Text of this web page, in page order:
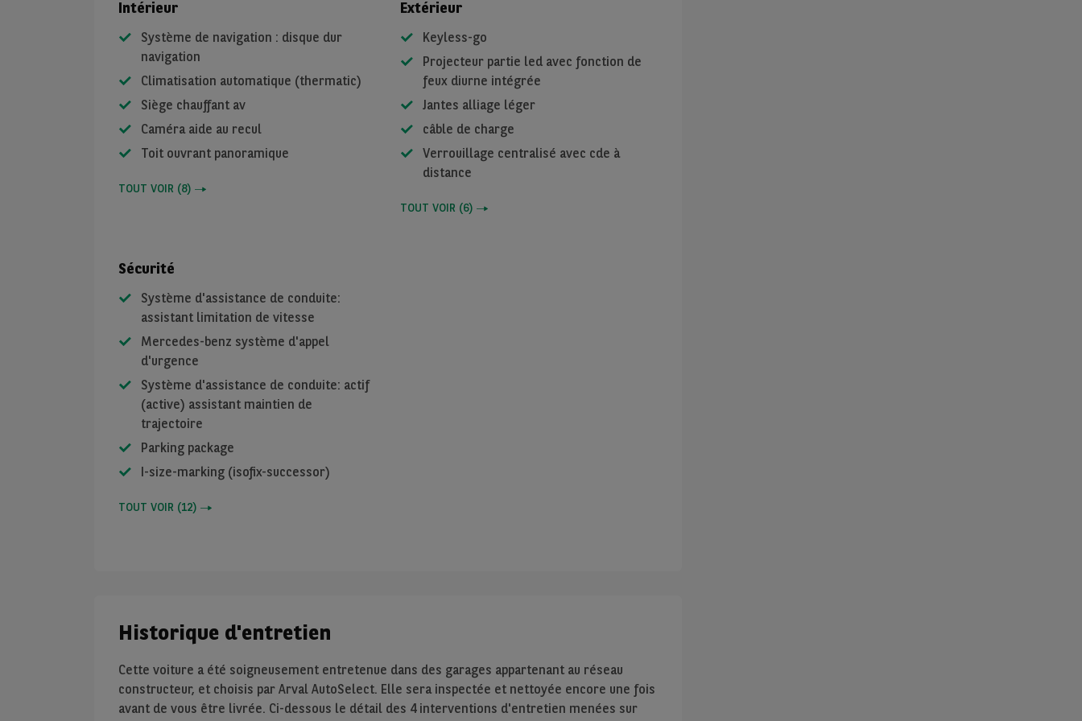
Intérieur
Système de navigation : disque dur
navigation
Climatisation automatique (thermatic)
Siège chauffant av
Caméra aide au recul
Toit ouvrant panoramique
TOUT VOIR (8)
Extérieur
Keyless-go
Projecteur partie led avec fonction de
feux diurne intégrée
Jantes alliage léger
câble de charge
Verrouillage centralisé avec cde à
distance
TOUT VOIR (6)
Sécurité
Système d'assistance de conduite:
assistant limitation de vitesse
Mercedes-benz système d'appel
d'urgence
Système d'assistance de conduite: actif
(active) assistant maintien de
trajectoire
Parking package
I-size-marking (isofix-successor)
TOUT VOIR (12)
Historique d'entretien
Cette voiture a été soigneusement entretenue dans des garages appartenant au réseau
constructeur, et choisis par Arval AutoSelect. Elle sera inspectée et nettoyée encore une fois
avant de vous être livrée. Ci-dessous le détail des 4 interventions d'entretien menées sur